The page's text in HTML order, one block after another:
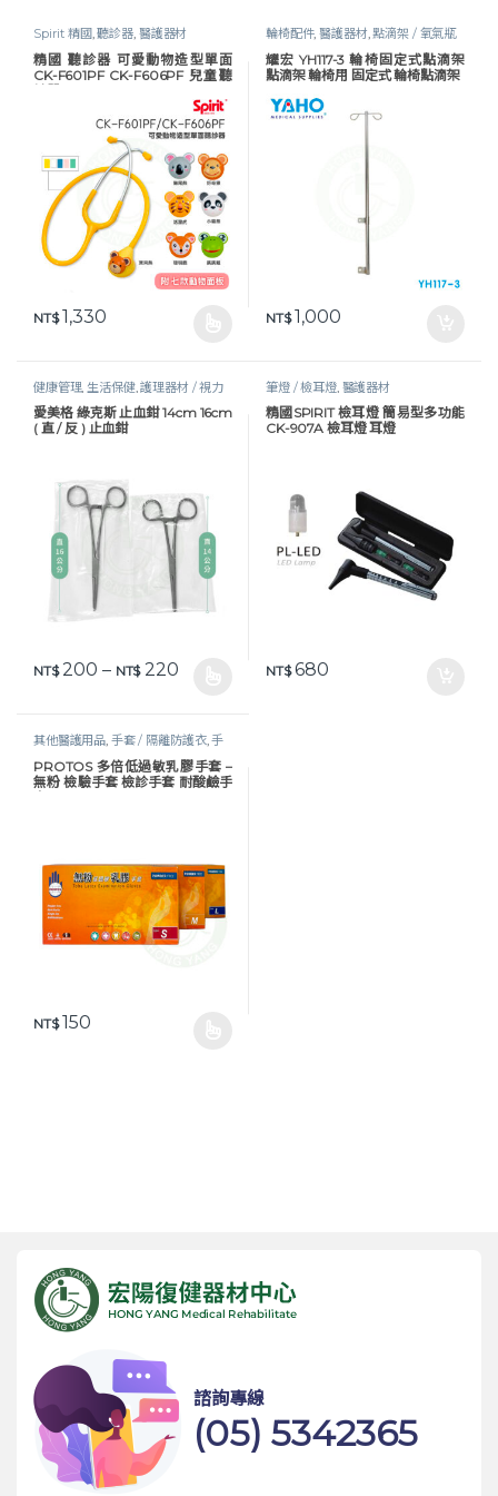
Spirit 精國,聽診器, 醫護器材
精國 聽診器 可愛動物造型單面
CK-F601PF CK-F606PF 兒童聽
NT$1,330
輪椅配件,醫護器材,點滴架 / 氧氣瓶
架
耀宏 YH117-3 輪椅固定式點滴架
點滴架 輪椅用 固定式 輪椅點滴架
NT$1,000
健康管理, 生活保健,護理器材 / 視力
表,醫護器材,醫護工作設備
愛美格 綠克斯 止血鉗 14cm 16cm
( 直 / 反 ) 止血鉗
NT$200 – NT$220價格範圍：NT$ 200 到 NT$ 220
筆燈 / 檢耳燈, 醫護器材
精國SPIRIT 檢耳燈 簡易型多功能
CK-907A 檢耳燈 耳燈
NT$680
其他醫護用品, 手套 / 隔離防護衣,手
套及防護衣 ,照護耗材, 醫護器材
PROTOS 多倍低過敏乳膠手套 –
無粉 檢驗手套 檢診手套 耐酸鹼手
NT$150
諮詢專線
(05) 5342365